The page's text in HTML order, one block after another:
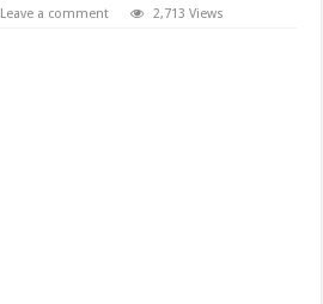
Leave a comment 2,713 Views